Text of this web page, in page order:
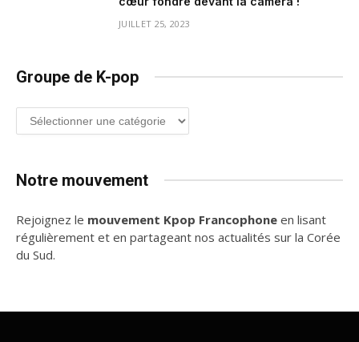
JUILLET 25, 2023
Groupe de K-pop
Groupe
de
Notre mouvement
Rejoignez le mouvement Kpop Francophone en lisant
régulièrement et en partageant nos actualités sur la Corée
du Sud.